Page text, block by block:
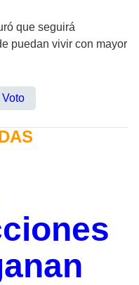
que seguirá
puedan vivir con mayor
Voto